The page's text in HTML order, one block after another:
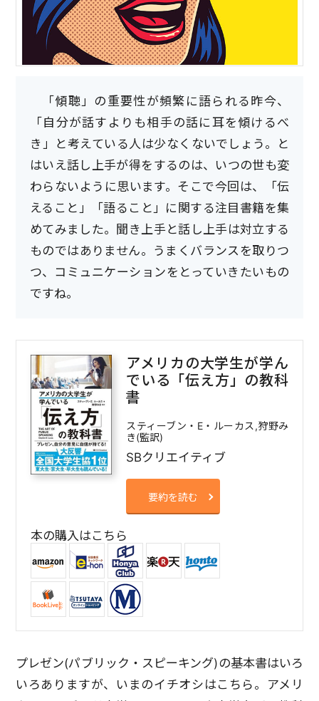
「傾聴」の重要性が頻繁に語られる昨今、
「自分が話すよりも相手の話に耳を傾けるべ
き」と考えている人は少なくないでしょう。と
はいえ話し上手が得をするのは、いつの世も変
わらないように思います。そこで今回は、「伝
えること」「語ること」に関する注目書籍を集
めてみました。聞き上手と話し上手は対立する
ものではありません。うまくバランスを取りつ
つ、コミュニケーションをとっていきたいもの
ですね。
アメリカの大学生が学ん
でいる「伝え方」の教科
書
スティーブン・E・ルーカス,狩野み
き(監訳)
SBクリエイティブ
要約を読む
本の購入はこちら
プレゼン(パブリック・スピーキング)の基本書はいろ
いろありますが、いまのイチオシはこちら。アメリ